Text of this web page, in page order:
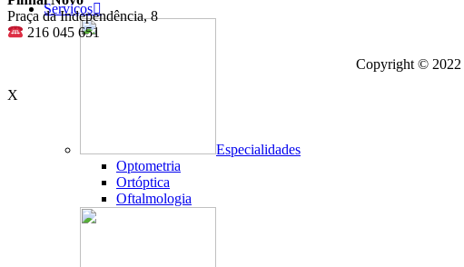
Serviços
Especialidades
Optometria
Ortóptica
Oftalmologia
Praça da Independência, 8
216 045 651
Copyright © 2022
X